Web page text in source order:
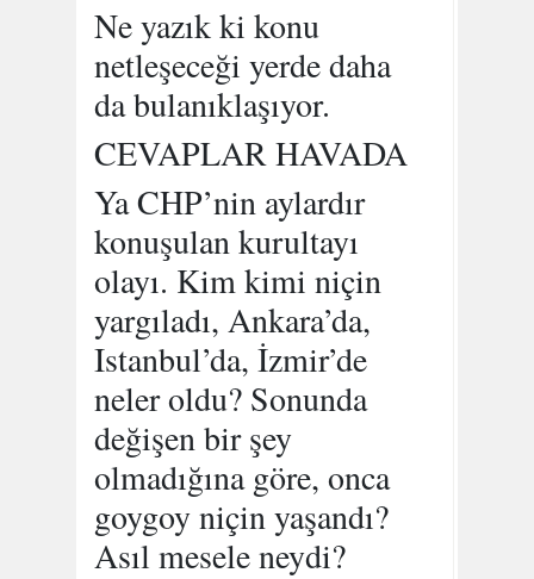
Ne yazık ki konu
netleşeceği yerde daha
da bulanıklaşıyor.
CEVAPLAR HAVADA
Ya CHP’nin aylardır
konuşulan kurultayı
olayı. Kim kimi niçin
yargıladı, Ankara’da,
Istanbul’da, İzmir’de
neler oldu? Sonunda
değişen bir şey
olmadığına göre, onca
goygoy niçin yaşandı?
Asıl mesele neydi?